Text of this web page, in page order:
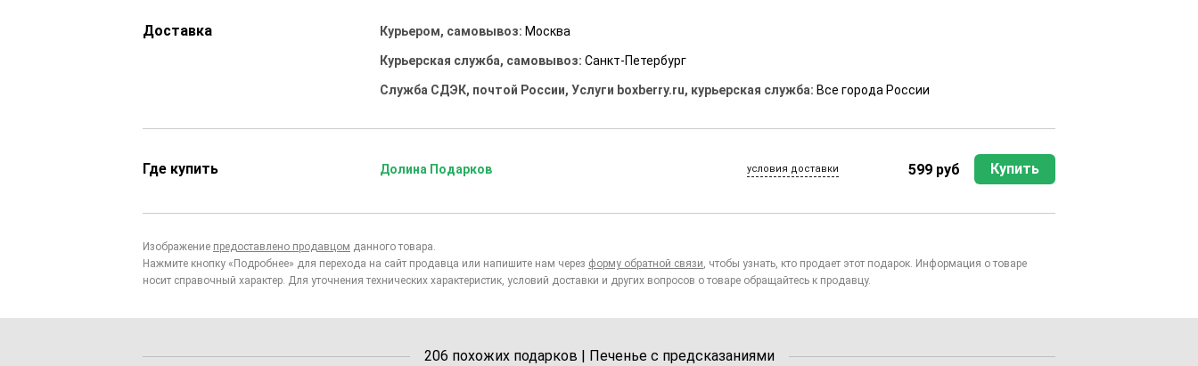
Доставка Курьером, самовывоз: Москва
Курьерская служба, самовывоз:Санкт-Петербург
Служба СДЭК, почтой России, Услуги boxberry.ru, курьерская служба: Все города России
Где купить Долина Подарков условия доставки 599 руб Купить
Изображение предоставлено продавцом данного товара.
Нажмите кнопку «Подробнее» для перехода на сайт продавца или напишите нам через форму обратной связи, чтобы узнать, кто продает этот подарок. Информация о товаре
носит справочный характер. Для уточнения технических характеристик, условий доставки и других вопросов о товаре обращайтесь к продавцу.
206 похожих подарков | Печенье с предсказаниями